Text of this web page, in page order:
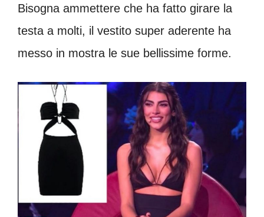
Bisogna ammettere che ha fatto girare la
testa a molti, il vestito super aderente ha
messo in mostra le sue bellissime forme.